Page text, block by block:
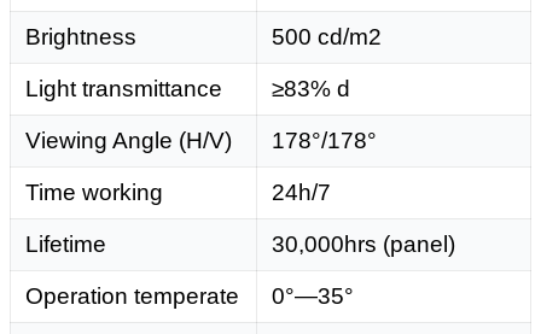
Brightness 500 cd/m2
Light transmittance ≥83% d
Viewing Angle (H/V) 178°/178°
Time working 24h/7
Lifetime 30,000hrs (panel)
Operation temperate 0°—35°